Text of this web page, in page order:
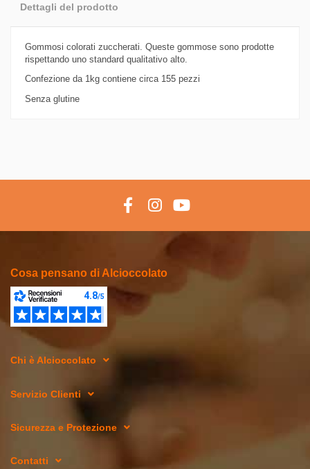
Dettagli del prodotto
Gommosi colorati zuccherati. Queste gommose sono prodotte
rispettando uno standard qualitativo alto.
Confezione da 1kg contiene circa 155 pezzi
Senza glutine
Cosa pensano di Alcioccolato
Chi è Alcioccolato
Servizio Clienti
Sicurezza e Protezione
Contatti